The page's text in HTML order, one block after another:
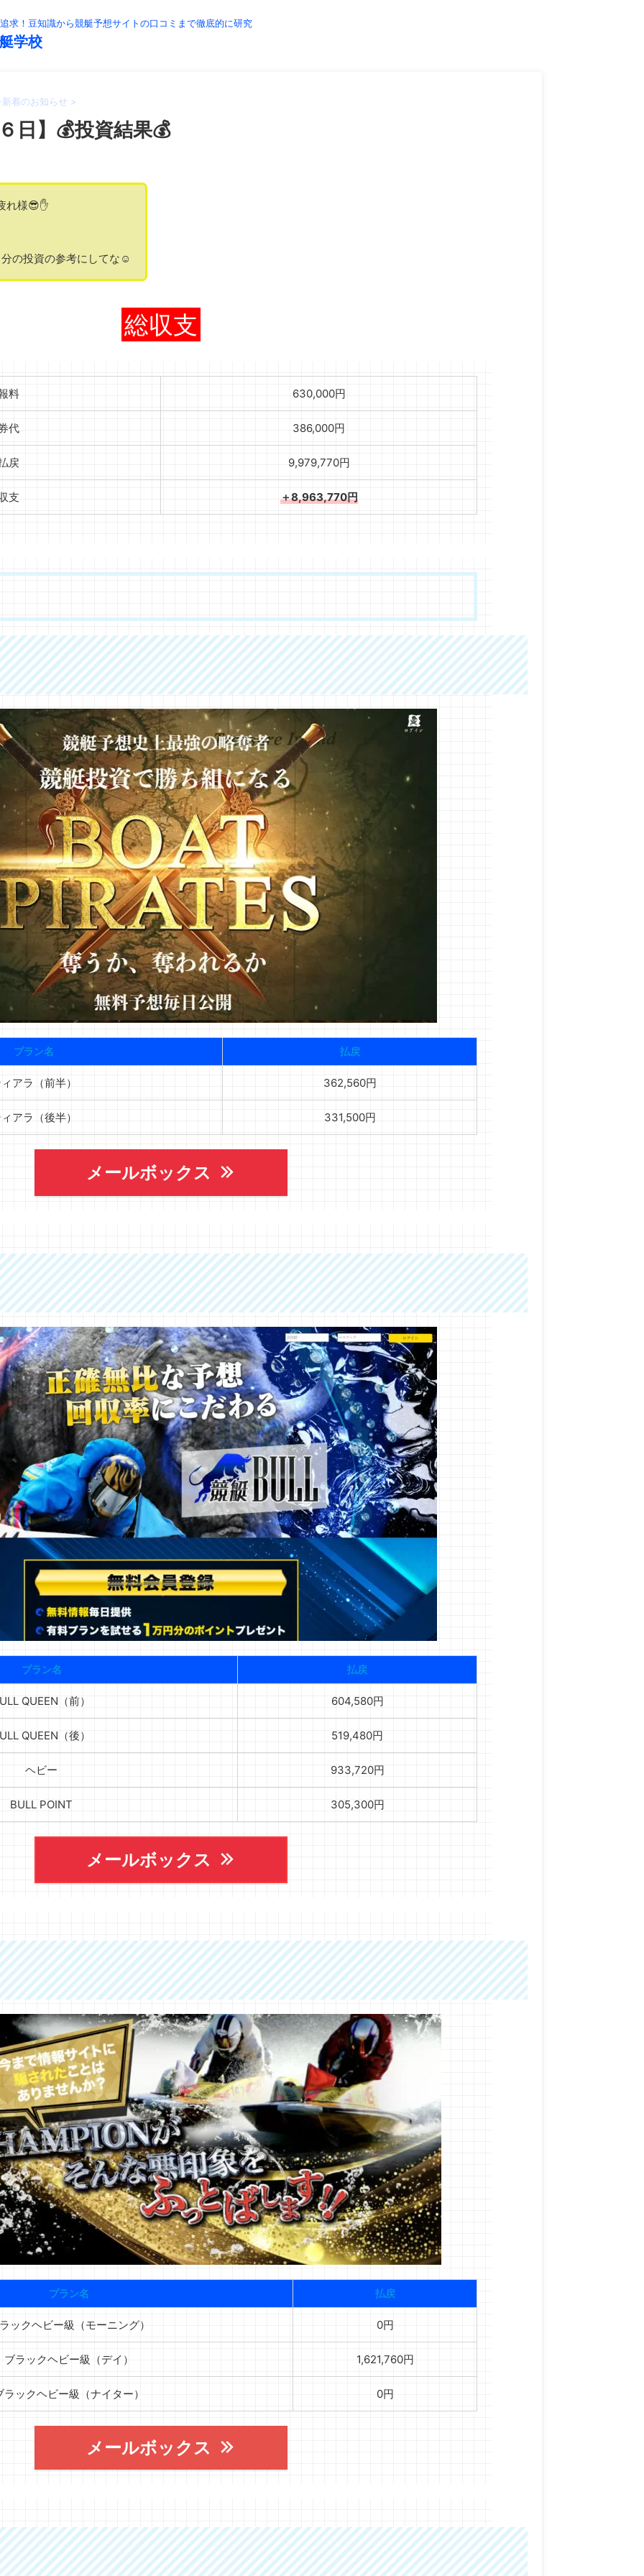
求！豆知識から競艇予想サイトの口コミまで徹底的に研究
学校
新着のお知らせ >
日】💰投資結果💰
れ様😎✋
の投資の参考にしてな☺️
総収支
料 630,000円
代 386,000円
戻 9,979,770円
支 ＋8,963,770円
プラン名 払戻
アラ（前半） 362,560円
アラ（後半） 331,500円
メールボックス
プラン名 払戻
QUEEN（前） 604,580円
QUEEN（後） 519,480円
ヘビー 933,720円
BULL POINT 305,300円
メールボックス
プラン名 払戻
ックヘビー級（モーニング） 0円
ブラックヘビー級（デイ） 1,621,760円
ラックヘビー級（ナイター） 0円
メールボックス